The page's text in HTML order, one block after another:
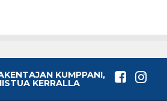
KUMPPANI,
KERRALLA